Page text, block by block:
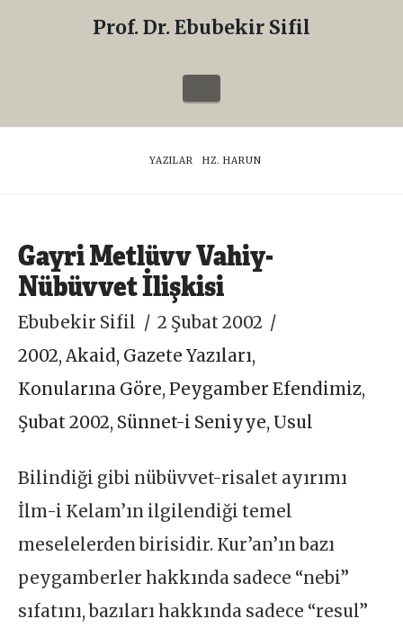
Sifil
Prof. Dr. Ebubekir Sifil
Navigation
HOME
YAZILAR HZ. HARUN
Gayri Metlüvv Vahiy-
Nübüvvet İlişkisi
Ebubekir Sifil
2 Şubat 2002
2002,Akaid, Gazete Yazıları,
Konularına Göre, Peygamber Efendimiz,
Şubat 2002, Sünnet-i Seniyye, Usul
Bilindiği gibi nübüvvet-risalet ayırımı
İlm-i Kelam’ın ilgilendiği temel
meselelerden birisidir. Kur’an’ın bazı
peygamberler hakkında sadece “nebi”
sıfatını, bazıları hakkında sadece “resul”